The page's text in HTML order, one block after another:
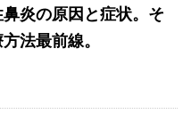
炎の原因と症状。そ
法最前線。